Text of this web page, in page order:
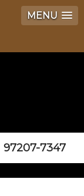
MENU
97207-7347